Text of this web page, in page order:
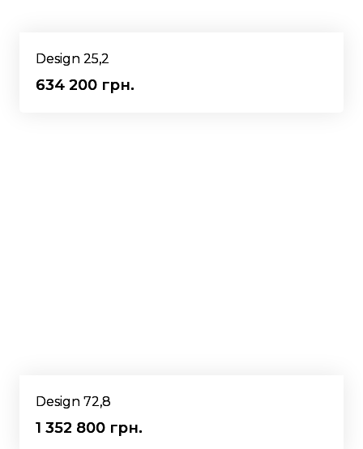
Design 25,2
634 200 грн.
Design 72,8
1 352 800 грн.